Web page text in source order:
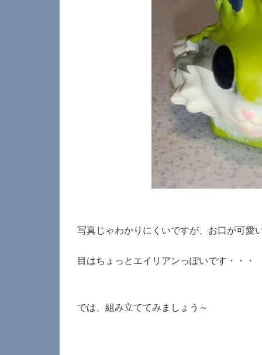
写真じゃわかりにくいですが、お口が可愛
目はちょっとエイリアンっぽいです・・・
では、組み立ててみましょう～